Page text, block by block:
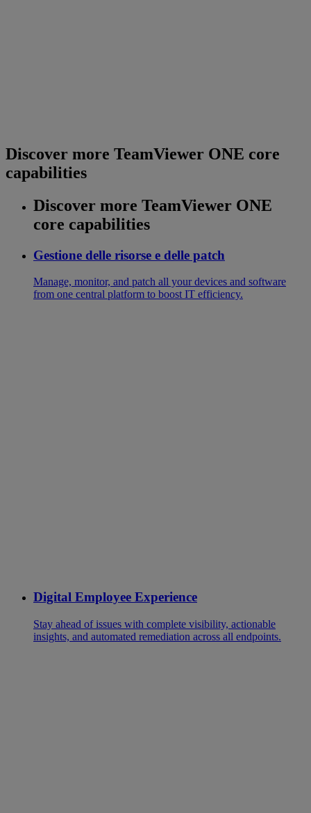
Discover more TeamViewer ONE core
capabilities
Discover more TeamViewer ONE
core capabilities
Gestione delle risorse e delle patch
Manage, monitor, and patch all your devices and software
from one central platform to boost IT efficiency.
Digital Employee Experience
Stay ahead of issues with complete visibility, actionable
insights, and automated remediation across all endpoints.